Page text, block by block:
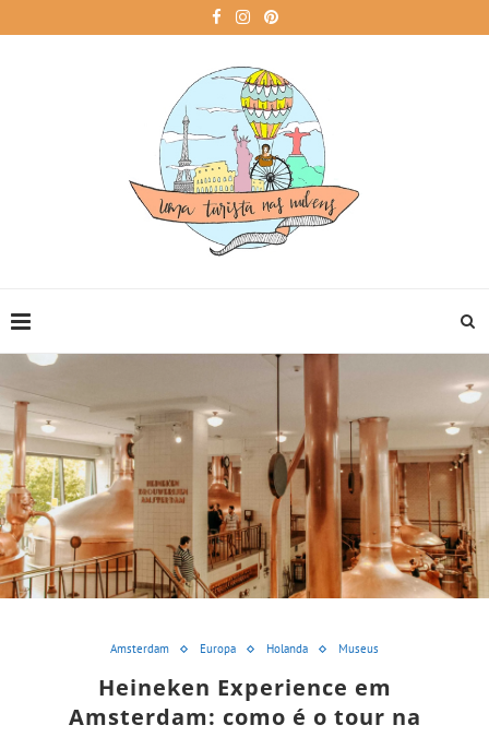
Amsterdam Europa Holanda Museus
Heineken Experience em
Amsterdam: como é o tour na